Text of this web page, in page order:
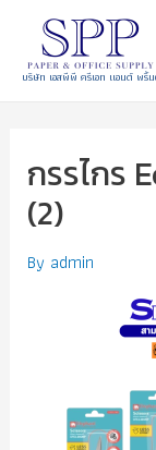
บริษัท เอสพีพี ครีเอท แอนด์ พริ้
กรรไกร
(2)
By admin